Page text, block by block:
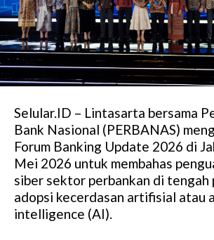
Selular.ID – Lintasarta bersama
Bank Nasional (PERBANAS)
Forum Banking Update 2026 di
Mei 2026 untuk membahas
siber sektor perbankan di tengah
adopsi kecerdasan artifisial atau
intelligence (AI).